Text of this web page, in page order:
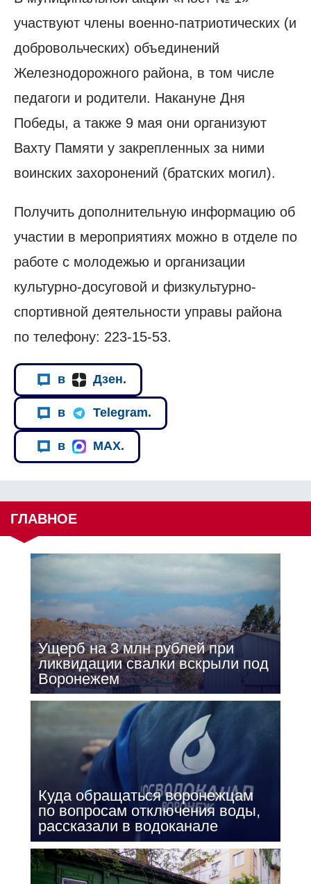
участвуют члены военно-патриотических (и
добровольческих) объединений
Железнодорожного района, в том числе
педагоги и родители. Накануне Дня
Победы, а также 9 мая они организуют
Вахту Памяти у закрепленных за ними
воинских захоронений (братских могил).
Получить дополнительную информацию об
участии в мероприятиях можно в отделе по
работе с молодежью и организации
культурно-досуговой и физкультурно-
спортивной деятельности управы района
по телефону: 223-15-53.
в Дзен.
в Telegram.
в MAX.
ГЛАВНОЕ
Ущерб на 3 млн рублей при
ликвидации свалки вскрыли под
Воронежем
Куда обращаться воронежцам
по вопросам отключения воды,
рассказали в водоканале